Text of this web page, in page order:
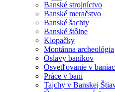
Banské strojníctvo
Banské meračstvo
Banské šachty
Banské štôlne
Klopačky
Montánna archeológia
Oslavy baníkov
Osvetľovanie v
Práce v bani
Tajchy v Banskej